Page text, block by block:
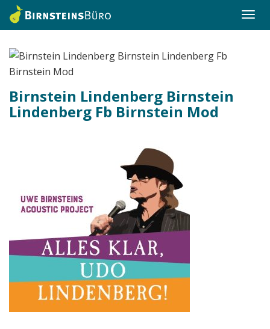
Birnstein Lindenberg Birnstein
Lindenberg Fb Birnstein Mod